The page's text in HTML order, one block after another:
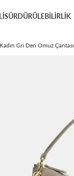
SÜRDÜRÜLEBİLİRLİK
Kadın Gri Deri Omuz Çantası